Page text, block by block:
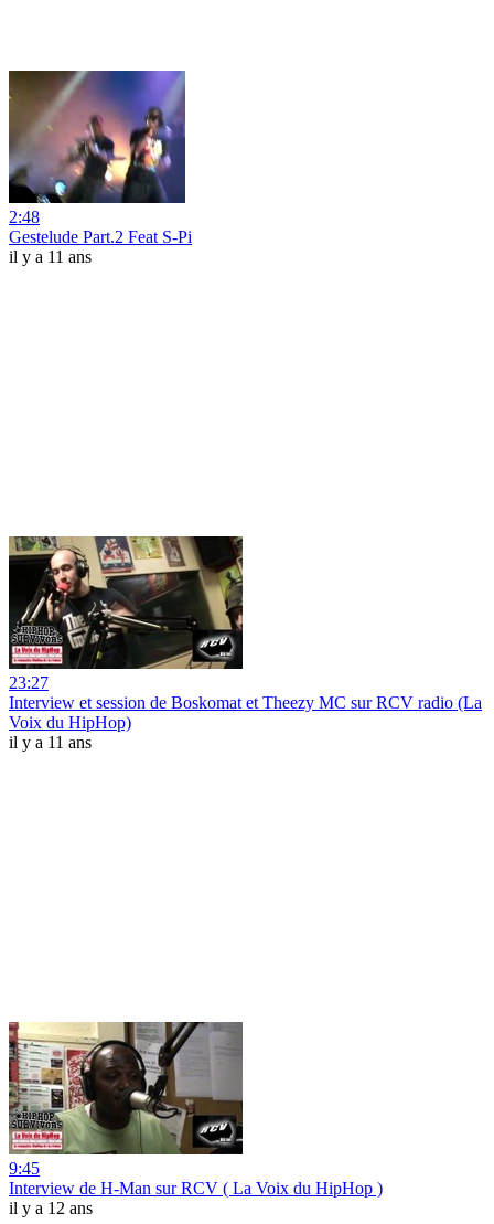
2:48
Gestelude Part.2 Feat S-Pi
il y a 11 ans
23:27
Interview et session de Boskomat et Theezy MC sur RCV radio (La
Voix du HipHop)
il y a 11 ans
9:45
Interview de H-Man sur RCV ( La Voix du HipHop )
il y a 12 ans